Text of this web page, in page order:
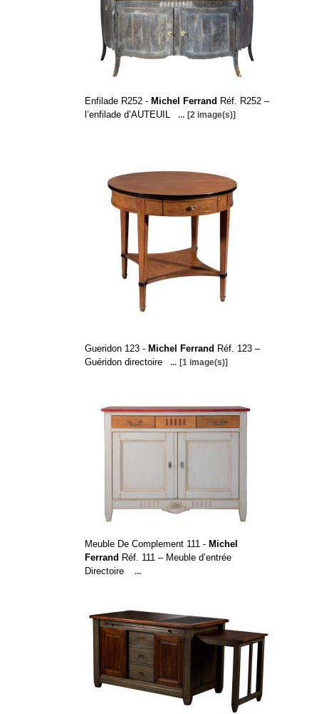
Enfilade R252 - Michel Ferrand Réf. R252 –
l’enfilade d’AUTEUIL
... [2 image(s)]
Gueridon 123 - Michel Ferrand Réf. 123 –
Guéridon directoire
... [1 image(s)]
Meuble De Complement 111 - Michel
Ferrand Réf. 111 – Meuble d’entrée
Directoire
...